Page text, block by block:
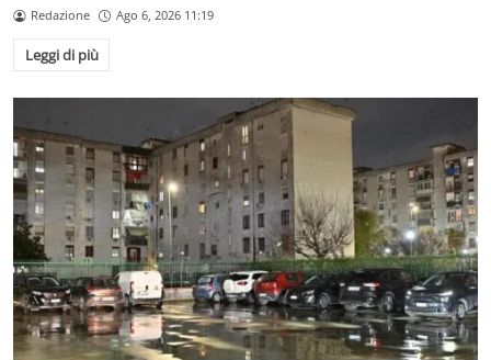
Redazione Ago 6, 2026 11:19
Leggi di più